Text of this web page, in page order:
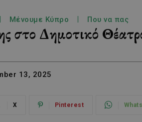
Μένουμε Κύπρο Που να πας
στο Δημοτικό
13, 2025
X Pinterest